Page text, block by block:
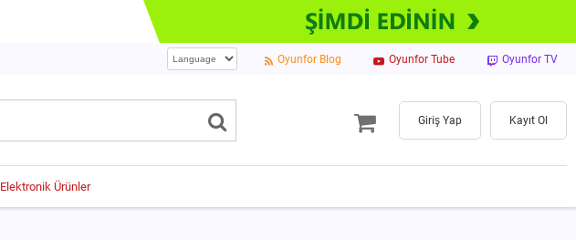
Oyunfor Blog Oyunfor Tube Oyunfor TV
Giriş Yap Kayıt Ol
Elektronik Ürünler